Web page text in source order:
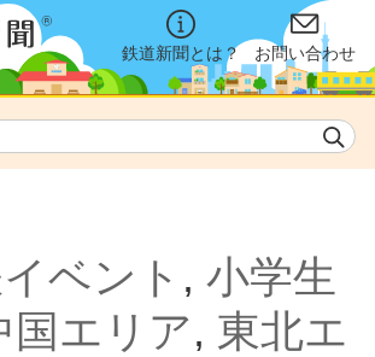
鉄道新聞とは？ お問い合わせ
ベント , 小学生
国エリア, 東北エ